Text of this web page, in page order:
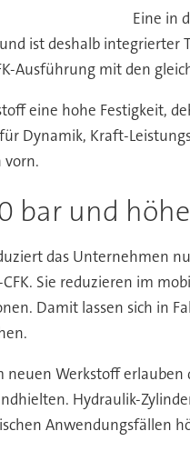
Eine in
ist deshalb integrierter
Ausführung mit den
eine hohe Festigkeit,
Dynamik, Kraft-
vorn.
bar und
das Unternehmen
Sie reduzieren im
Damit lassen sich in
neuen Werkstoff
Hydraulik-
Anwendungsfällen